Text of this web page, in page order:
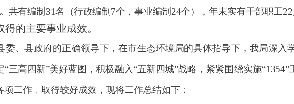
共有编制 31名 （行政编制 7个，事业编制 24个），年末实有干部职工
得的主要事业成效。
委、县政府的正确领导下，在市生态环境局的具体指导下，我局深入
“三高四新”美好蓝图，积极融入“五新四城”战略 ，紧紧围绕实施“1354”
工作， 取得较好成效，现将工作总结如下 ：